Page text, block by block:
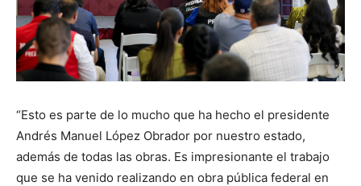
“Esto es parte de lo mucho que ha hecho el presidente
Andrés Manuel López Obrador por nuestro estado,
además de todas las obras. Es impresionante el trabajo
que se ha venido realizando en obra pública federal en